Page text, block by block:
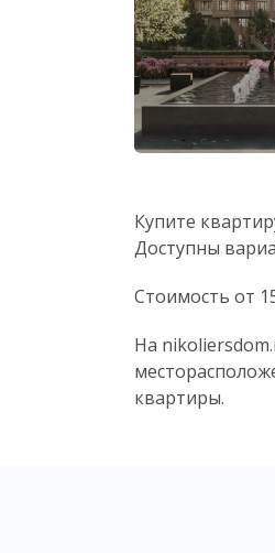
Купите
Доступны
Стоимость от
На
квартиры.